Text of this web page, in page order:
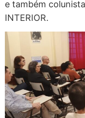
e também
INTERIOR.